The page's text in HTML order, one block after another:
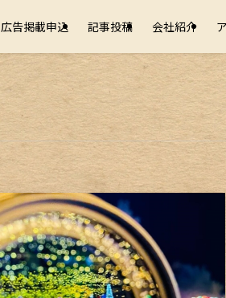
広告掲載申込 記事投稿 会社紹介